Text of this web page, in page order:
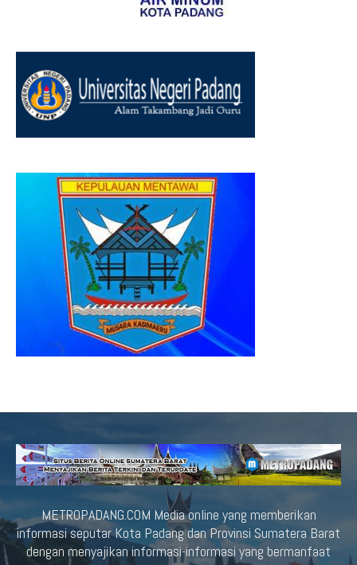
METROPADANG.COM Media online yang memberikan
informasi seputar Kota Padang dan Provinsi Sumatera Barat
dengan menyajikan informasi-informasi yang bermanfaat